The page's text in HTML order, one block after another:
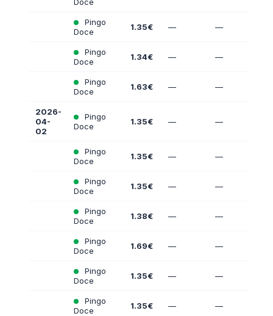
Pingo
Doce
1.35€ — —
Pingo
Doce
1.34€ — —
Pingo
Doce
1.63€ — —
2026-
04-
02
Pingo
Doce
1.35€ — —
Pingo
Doce
1.35€ — —
Pingo
Doce
1.35€ — —
Pingo
Doce
1.38€ — —
Pingo
Doce
1.69€ — —
Pingo
Doce
1.35€ — —
Pingo
Doce
1.35€ — —